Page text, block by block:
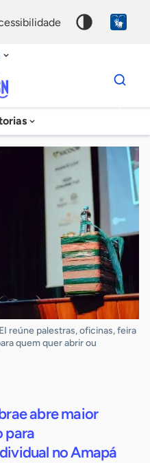
Notícias
Dados
para
chave
reúne palestras, oficinas, feira
quem quer abrir ou
abre maior
para
no Amapá